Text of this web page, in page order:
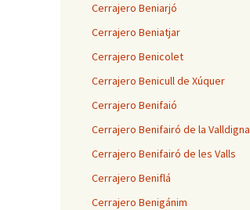
Cerrajero Beniarjó
Cerrajero Beniatjar
Cerrajero Benicolet
Cerrajero Benicull de Xúquer
Cerrajero Benifaió
Cerrajero Benifairó de la Valldigna
Cerrajero Benifairó de les Valls
Cerrajero Beniflá
Cerrajero Benigánim